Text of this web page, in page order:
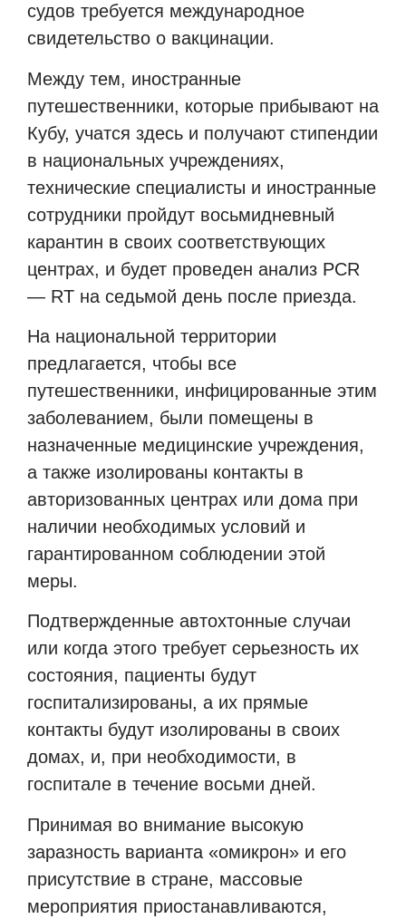
судов требуется международное
свидетельство о вакцинации.
Между тем, иностранные
путешественники, которые прибывают на
Кубу, учатся здесь и получают стипендии
в национальных учреждениях,
технические специалисты и иностранные
сотрудники пройдут восьмидневный
карантин в своих соответствующих
центрах, и будет проведен анализ PCR
— RT на седьмой день после приезда.
На национальной территории
предлагается, чтобы все
путешественники, инфицированные этим
заболеванием, были помещены в
назначенные медицинские учреждения,
а также изолированы контакты в
авторизованных центрах или дома при
наличии необходимых условий и
гарантированном соблюдении этой
меры.
Подтвержденные автохтонные случаи
или когда этого требует серьезность их
состояния, пациенты будут
госпитализированы, а их прямые
контакты будут изолированы в своих
домах, и, при необходимости, в
госпитале в течение восьми дней.
Принимая во внимание высокую
заразность варианта «омикрон» и его
присутствие в стране, массовые
мероприятия приостанавливаются,